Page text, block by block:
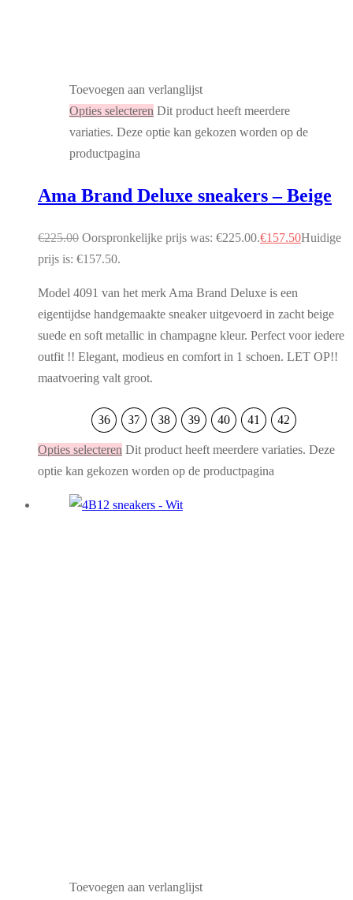
Toevoegen aan verlanglijst
Opties selecteren Dit product heeft meerdere
variaties. Deze optie kan gekozen worden op de
productpagina
Ama Brand Deluxe sneakers – Beige
€225.00 Oorspronkelijke prijs was: €225.00.€157.50Huidige
prijs is: €157.50.
Model 4091 van het merk Ama Brand Deluxe is een
eigentijdse handgemaakte sneaker uitgevoerd in zacht beige
suede en soft metallic in champagne kleur. Perfect voor iedere
outfit !! Elegant, modieus en comfort in 1 schoen. LET OP!!
maatvoering valt groot.
36 37 38 39 40 41 42
Opties selecteren Dit product heeft meerdere variaties. Deze
optie kan gekozen worden op de productpagina
Toevoegen aan verlanglijst